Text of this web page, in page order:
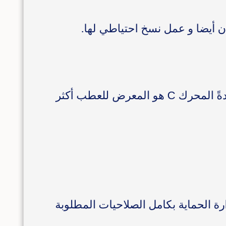
أيضا و عمل نسخ احتياطي لها.
يُضل تحديد مجلد البيانات لها في مكان مختلف عن المحرك C لأسباب الصيانة أو عادةً المحرك C هو المعرض للعطب أكثر
الحماية بكامل الصلاحيات المطلوبة